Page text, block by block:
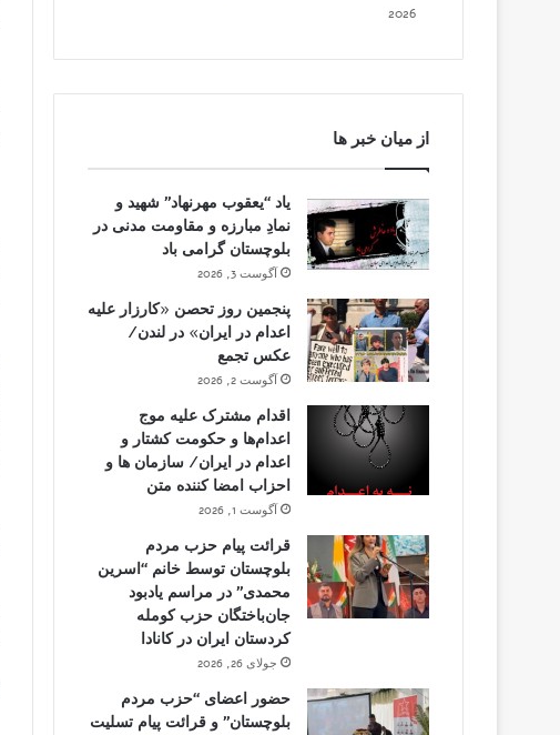
2026
از میان خبر ها
یاد “یعقوب مهرنهاد” شهید و
نمادِ مبارزه و مقاومت مدنی در
بلوچستان گرامی باد
آگوست 3, 2026
پنجمین روز تحصن «کارزار علیه
اعدام در ایران» در لندن/
عکس تجمع
آگوست 2, 2026
اقدام مشترک علیه موج
اعدام‌ها و حکومت کشتار و
اعدام در ایران/ سازمان ها و
احزاب امضا کننده متن
آگوست 1, 2026
قرائت پیام حزب مردم
بلوچستان توسط خانم “اسرین
محمدی” در مراسم یادبود
جان‌باختگان حزب کومله
کردستان ایران در کانادا
جولای 26, 2026
حضور اعضای “حزب مردم
بلوچستان” و قرائت پیام تسلیت